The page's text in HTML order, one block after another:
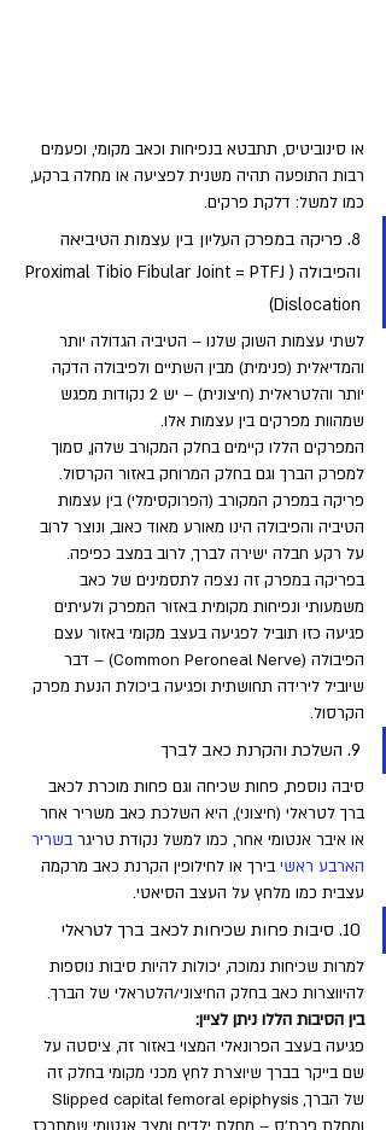
או סינוביטיס, תתבטא בנפיחות וכאב מקומי, ופעמים
רבות התופעה תהיה משנית לפציעה או מחלה ברקע,
כמו למשל: דלקת פרקים.
8. פריקה במפרק העליון בין עצמות הטיביאה
והפיבולה (Proximal Tibio Fibular Joint = PTFJ
Dislocation)
לשתי עצמות השוק שלנו – הטיביה הגדולה יותר
והמדיאלית (פנימית) מבין השתיים ולפיבולה הדקה
יותר והלטראלית (חיצונית) – יש 2 נקודות מפגש
שמהוות מפרקים בין עצמות אלו.
המפרקים הללו קיימים בחלק המקורב שלהן, סמוך
למפרק הברך וגם בחלק המרוחק באזור הקרסול.
פריקה במפרק המקורב (הפרוקסימלי) בין עצמות
הטיביה והפיבולה הינו מאורע מאוד כאוב, ונוצר לרוב
על רקע חבלה ישירה לברך, לרוב במצב כפיפה.
בפריקה במפרק זה נצפה לתסמינים של כאב
משמעותי ונפיחות מקומית באזור המפרק ולעיתים
פגיעה כזו תוביל לפגיעה בעצב מקומי באזור עצם
הפיבולה (Common Peroneal Nerve) – דבר
שיוביל לירידה תחושתית ופגיעה ביכולת הנעת מפרק
הקרסול.
9. השלכת והקרנת כאב לברך
סיבה נוספת, פחות שכיחה וגם פחות מוכרת לכאב
ברך לטראלי (חיצוני), היא השלכת כאב משריר אחר
או איבר אנטומי אחר, כמו למשל נקודת טריגר בשריר
הארבע ראשי בירך או לחילופין הקרנת כאב מרקמה
עצבית כמו מלחץ על העצב הסיאטי.
10. סיבות פחות שכיחות לכאב ברך לטראלי
למרות שכיחות נמוכה, יכולות להיות סיבות נוספות
להיווצרות כאב בחלק החיצוני/הלטראלי של הברך.
בין הסיבות הללו ניתן לציין:
פגיעה בעצב הפרונאלי המצוי באזור זה, ציסטה על
שם בייקר בברך שיוצרת לחץ מכני מקומי בחלק זה